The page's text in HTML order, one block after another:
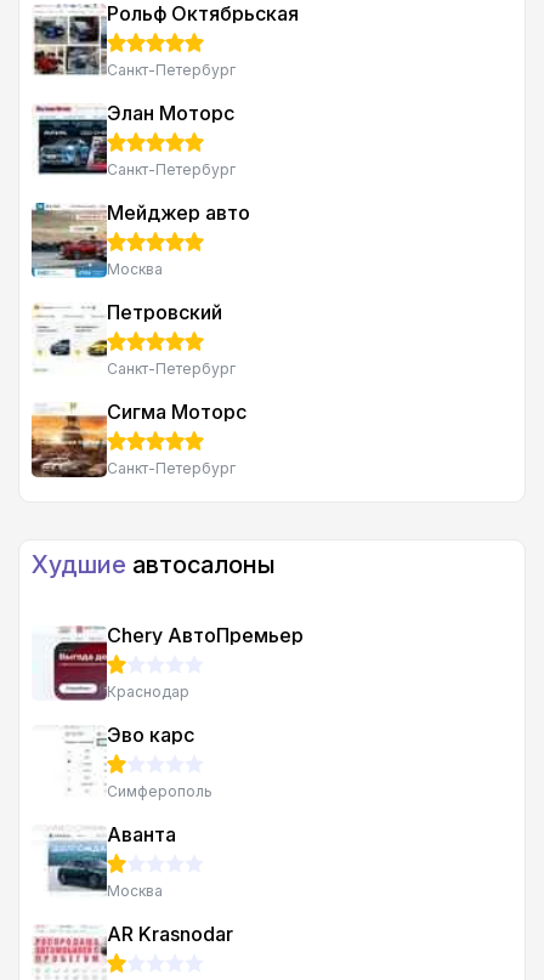
Рольф Октябрьская
Санкт-Петербург
Элан Моторс
Санкт-Петербург
Мейджер авто
Москва
Петровский
Санкт-Петербург
Сигма Моторс
Санкт-Петербург
Худшие автосалоны
Chery АвтоПремьер
Краснодар
Эво карс
Симферополь
Аванта
Москва
AR Krasnodar